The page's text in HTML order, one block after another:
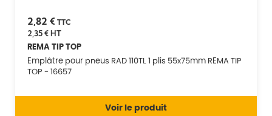
2,82 € TTC
2,35 €HT
REMA TIP TOP
Emplâtre pour pneus RAD 110TL 1 plis 55x75mm REMA TIP
TOP - 16657
Voir le produit